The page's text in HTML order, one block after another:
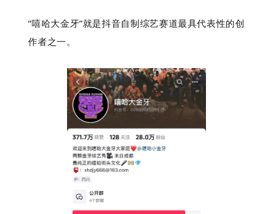
“嘻哈大金牙”就是抖音自制综艺赛道最具代表性的创
作者之一。